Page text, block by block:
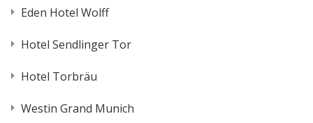
Eden Hotel Wolff
Hotel Sendlinger Tor
Hotel Torbräu
Westin Grand Munich